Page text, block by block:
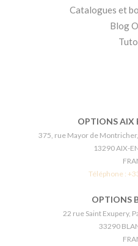
Catalogues et
Blog
OPTIONS AIX
375, rue Mayor de
13290 AIX-
Téléphone :
OPTIONS
22 rue Saint Exupery,
33290